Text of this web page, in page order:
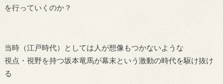
を行っていくのか？
当時（江戸時代）としては人が想像もつかないような
視点・視野を持つ坂本竜馬が幕末という激動の時代を駆け抜け
る